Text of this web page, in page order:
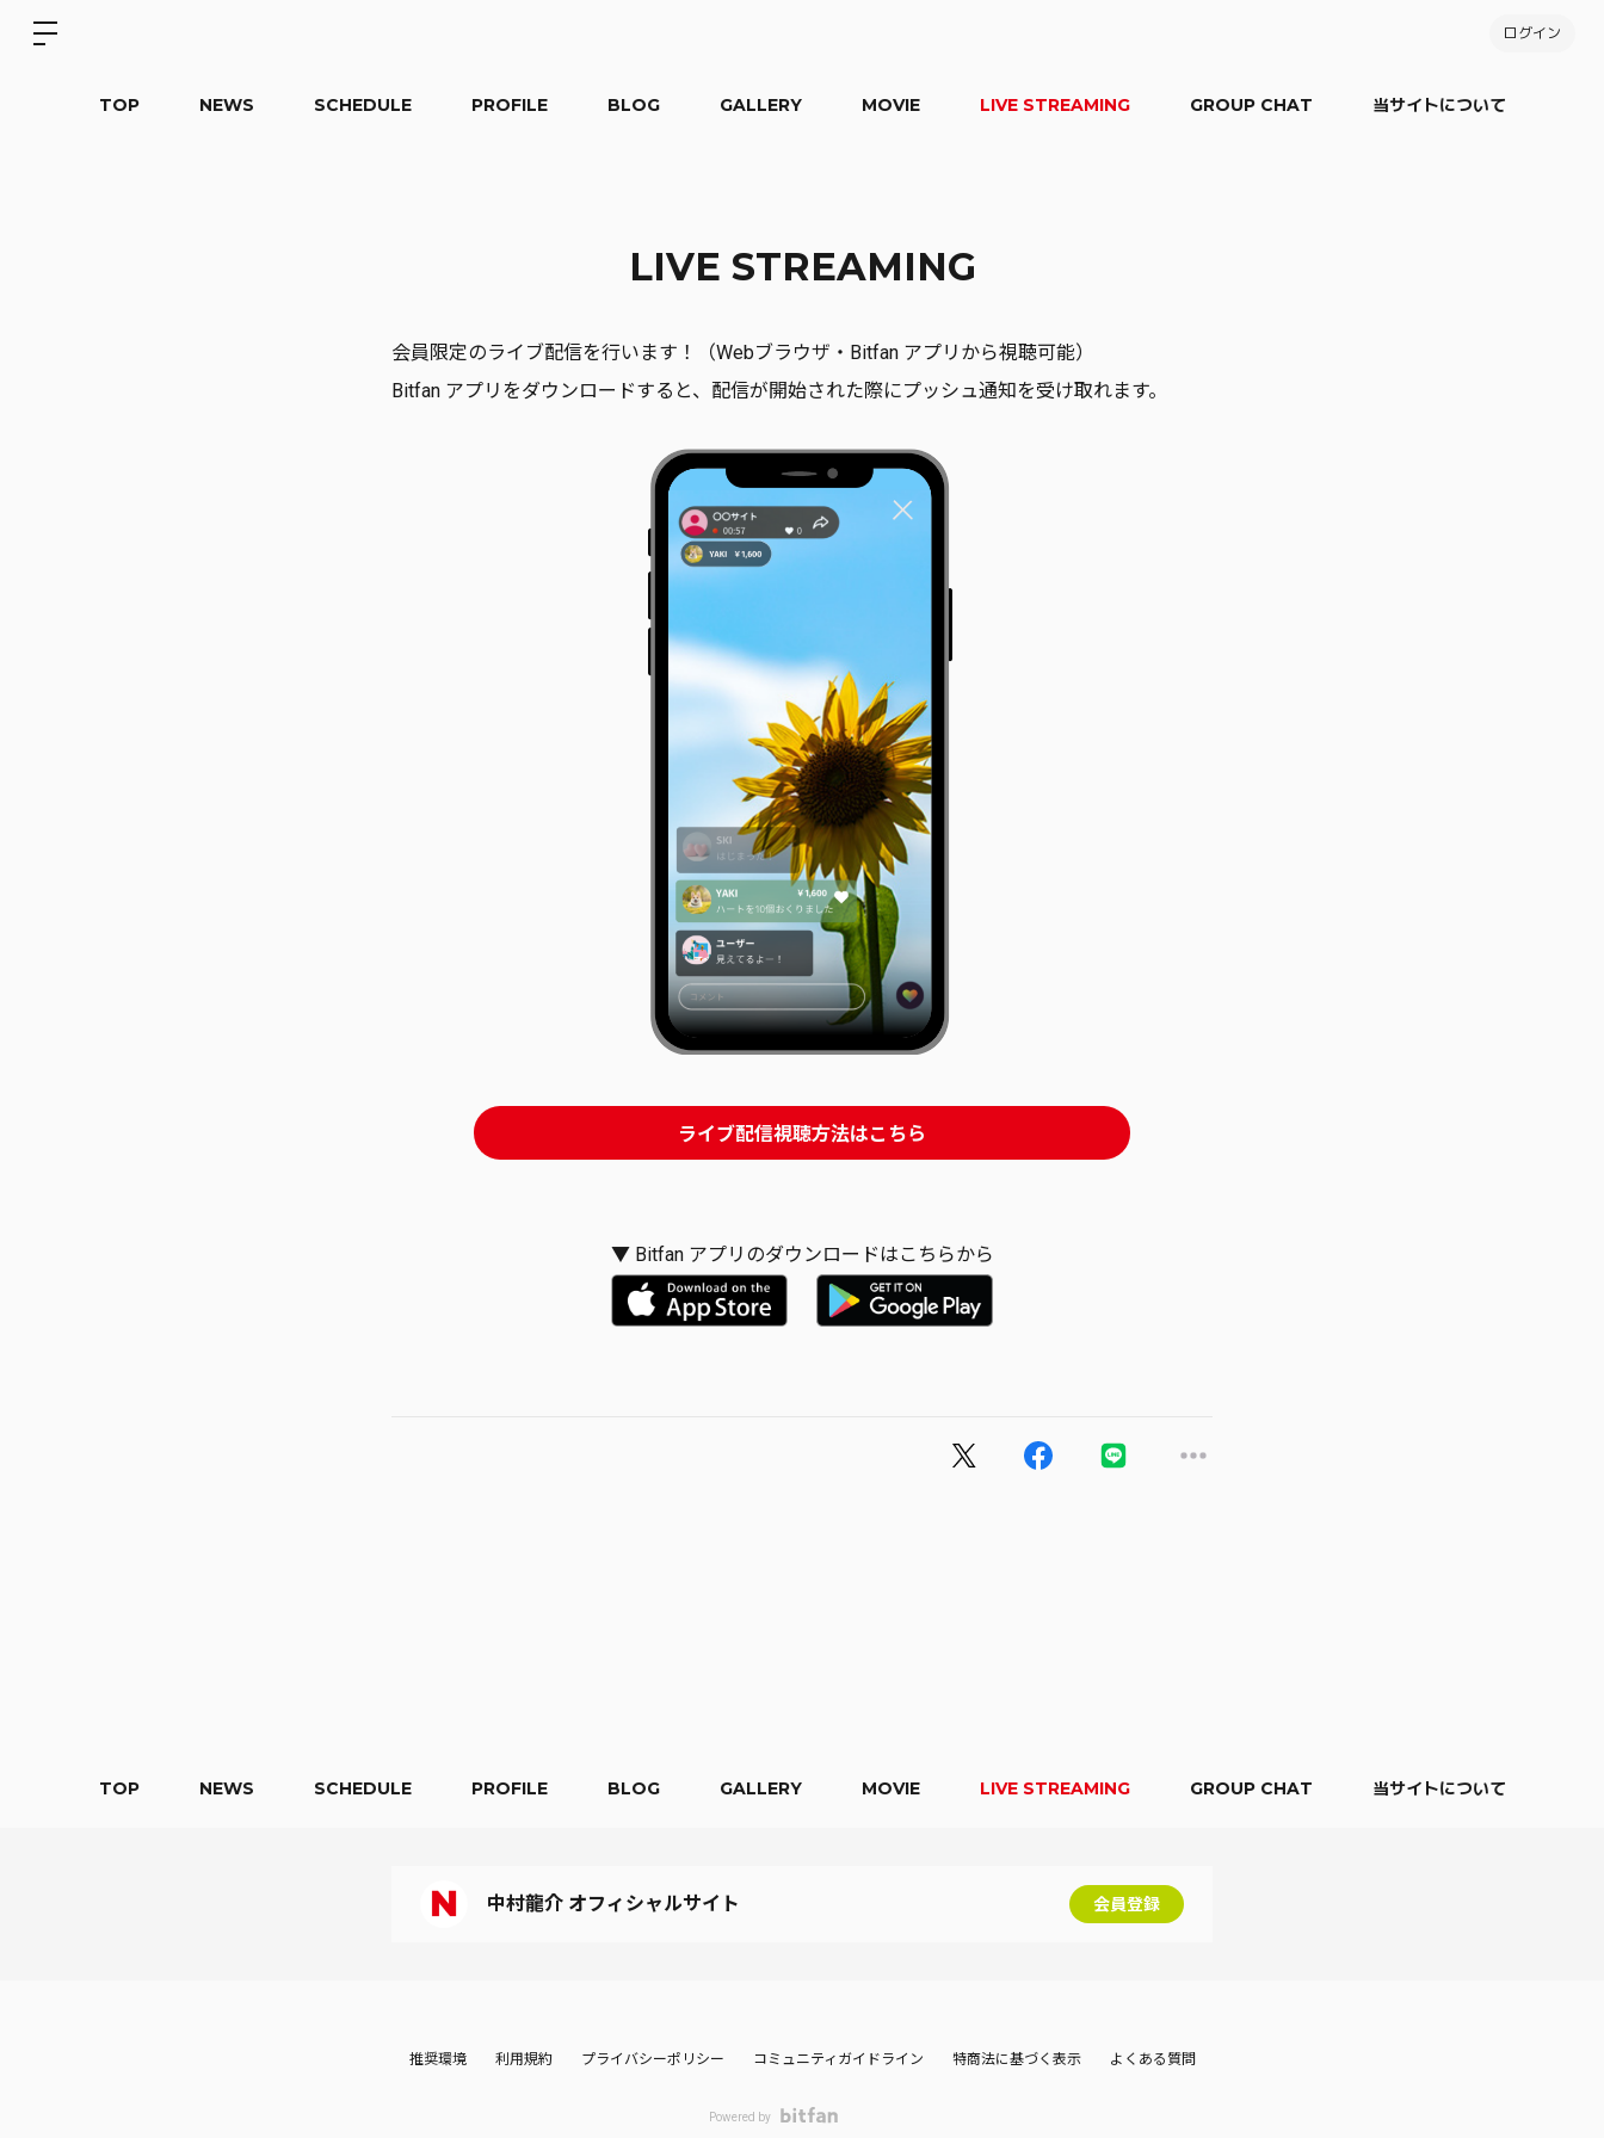
ログイン
TOP NEWS SCHEDULE PROFILE BLOG GALLERY MOVIE LIVE STREAMING GROUP CHAT 当サイトについて
LIVE STREAMING
会員限定のライブ配信を行います！（Webブラウザ・Bitfan アプリから視聴可能）
Bitfan アプリをダウンロードすると、配信が開始された際にプッシュ通知を受け取れます。
ライブ配信視聴方法はこちら
▼ Bitfan アプリのダウンロードはこちらから
TOP NEWS SCHEDULE PROFILE BLOG GALLERY MOVIE LIVE STREAMING GROUP CHAT 当サイトについて
中村龍介 オフィシャルサイト 会員登録
推奨環境 利用規約 プライバシーポリシー コミュニティガイドライン 特商法に基づく表示 よくある質問
Powered by